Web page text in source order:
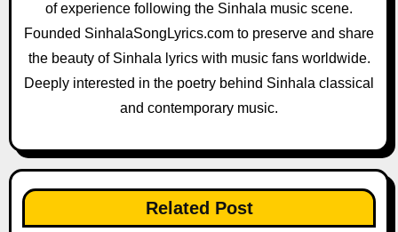
i
o
of experience following the Sinhala music scene.
Founded SinhalaSongLyrics.com to preserve and share
the beauty of Sinhala lyrics with music fans worldwide.
Deeply interested in the poetry behind Sinhala classical
and contemporary music.
Related Post